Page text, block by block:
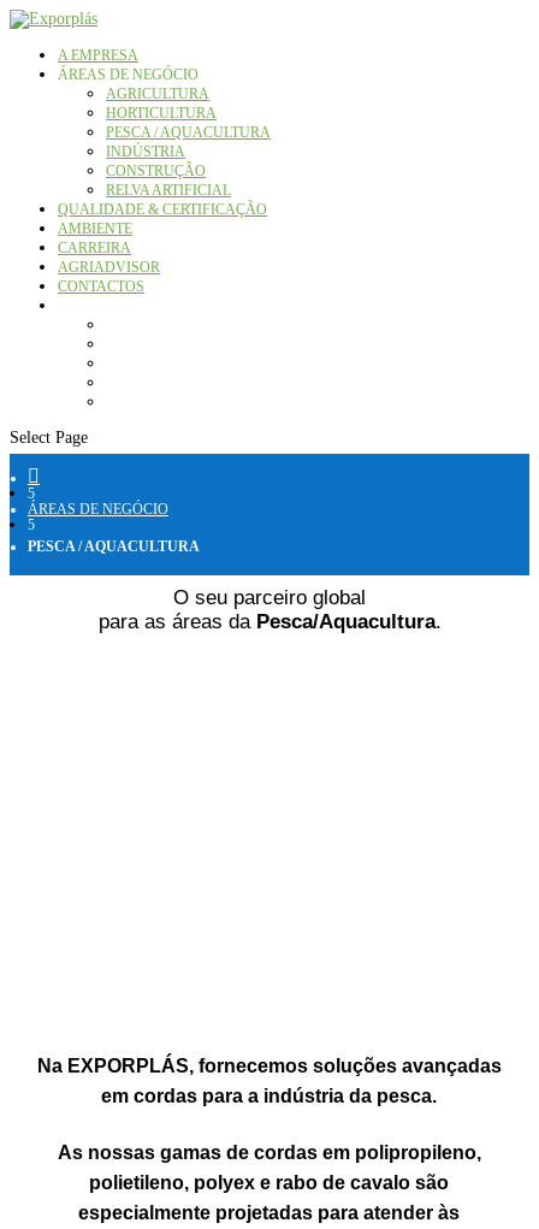
A EMPRESA
ÁREAS DE NEGÓCIO
AGRICULTURA
HORTICULTURA
PESCA / AQUACULTURA
INDÚSTRIA
CONSTRUÇÃO
RELVA ARTIFICIAL
QUALIDADE & CERTIFICAÇÃO
AMBIENTE
CARREIRA
AGRIADVISOR
CONTACTOS
Select Page

5
ÁREAS DE NEGÓCIO
5
PESCA / AQUACULTURA
O seu parceiro global
para as áreas da Pesca/Aquacultura.
Na EXPORPLÁS, fornecemos soluções avançadas
em cordas para a indústria da pesca.
As nossas gamas de cordasem polipropileno,
polietileno, polyex e rabo de cavalo são
especialmente projetadas para atender às